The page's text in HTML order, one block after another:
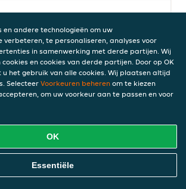
geserveerd met een saus
0,00)
XL
mini snacks XL, ideaal om
te proeven.
0,00)
Online Eten Bestellen
en andere technologieën om uw
verbeteren, te personaliseren, analyses voor
in samenwerking met derde partijen. Wij
en cookies van derde partijen. Door op OK
het gebruik van alle cookies. Wij plaatsen altijd
Selecteer Voorkeuren beheren om te kiezen
om uw voorkeur aan te passen en voor
OK
Essentiële